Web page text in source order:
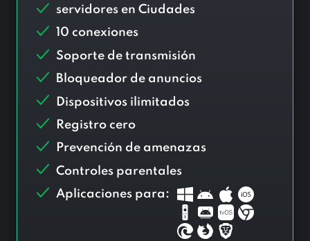
servidores en Ciudades
10 conexiones
Soporte de transmisión
Bloqueador de anuncios
Dispositivos ilimitados
Registro cero
Prevención de amenazas
Controles parentales
Aplicaciones para: